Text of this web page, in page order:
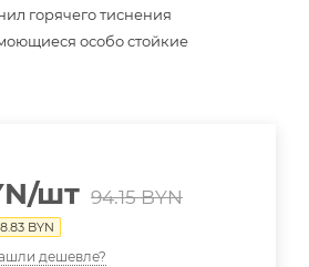
горячего тиснения
особо стойкие
/шт 94.15BYN
BYN
дешевле?